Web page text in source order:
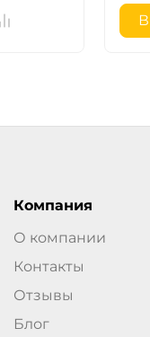
Компания
О компании
Контакты
Отзывы
Блог